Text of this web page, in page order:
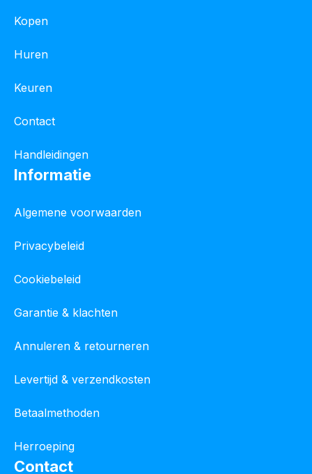
Kopen
Huren
Keuren
Contact
Handleidingen
Informatie
Algemene voorwaarden
Privacybeleid
Cookiebeleid
Garantie & klachten
Annuleren & retourneren
Levertijd & verzendkosten
Betaalmethoden
Herroeping
Contact